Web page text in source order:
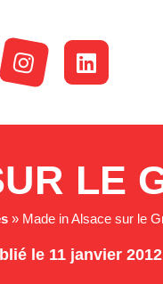
LE
» Made in Alsace sur le
le 11 janvier 2012